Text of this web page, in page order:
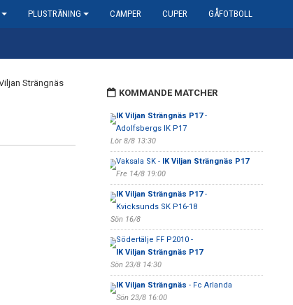
PLUSTRÄNING CAMPER CUPER GÅFOTBOLL
KOMMANDE MATCHER
IK Viljan Strängnäs P17-
Adolfsbergs IK P17
Lör 8/8 13:30
Vaksala SK - IK Viljan Strängnäs P17
Fre 14/8 19:00
IK Viljan Strängnäs P17-
Kvicksunds SK P16-18
Sön 16/8
Södertälje FF P2010 -
IK Viljan Strängnäs P17
Sön 23/8 14:30
IK Viljan Strängnäs - Fc Arlanda
Sön 23/8 16:00